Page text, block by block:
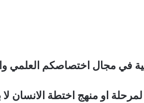
في مجال اختصاصكم العلمي
او منهج اختطة الانسان لا